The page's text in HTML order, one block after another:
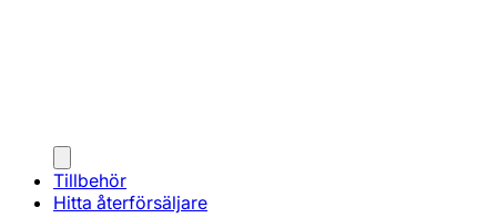
Tillbehör
Hitta återförsäljare